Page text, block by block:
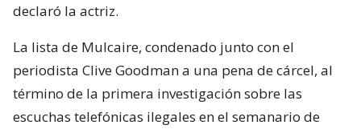
declaró la actriz.
La lista de Mulcaire, condenado junto con el
periodista Clive Goodman a una pena de cárcel, al
término de la primera investigación sobre las
escuchas telefónicas ilegales en el semanario de